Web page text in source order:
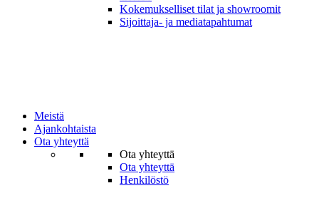
Kokemukselliset tilat ja show­roomit
Sijoittaja- ja media­tapahtumat
Meistä
Ajankohtaista
Ota yhteyttä
Ota yhteyttä
Ota yhteyttä
Henkilöstö